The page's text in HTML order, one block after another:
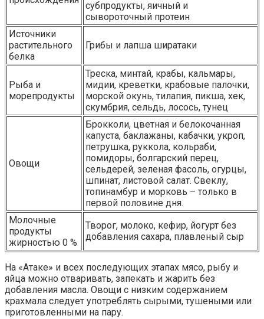
субпродукты, яичный и
сывороточный протеин
Источники
растительного
белка
Грибы и лапша ширатаки
Рыба и
морепродукты
Треска, минтай, крабы, кальмары,
мидии, креветки, крабовые палочки,
морской окунь, тилапия, пикша, хек,
скумбрия, сельдь, лосось, тунец
Овощи
Брокколи, цветная и белокочанная
капуста, баклажаны, кабачки, укроп,
петрушка, руккола, кольраби,
помидоры, болгарский перец,
сельдерей, зеленая фасоль, огурцы,
шпинат, листовой салат. Свеклу,
топинамбур и морковь – только в
первой половине дня.
Молочные
продукты
жирностью 0 %
Творог, молоко, кефир, йогурт без
добавления сахара, плавленый сыр
На «Атаке» и всех последующих этапах мясо, рыбу и
яйца можно отваривать, запекать и жарить без
добавления масла. Овощи с низким содержанием
крахмала следует употреблять сырыми, тушеными или
приготовленными на пару.